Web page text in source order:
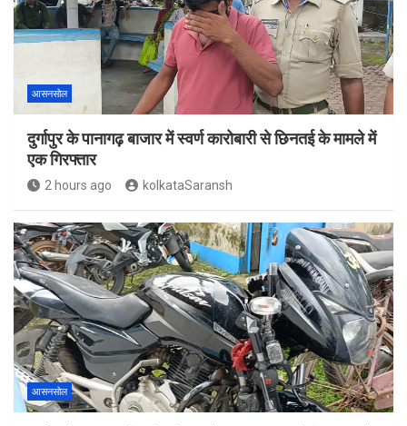
आसनसोल
दुर्गापुर के पानागढ़ बाजार में स्वर्ण कारोबारी से छिनतई के मामले में
एक गिरफ्तार
2 hours ago kolkataSaransh
आसनसोल